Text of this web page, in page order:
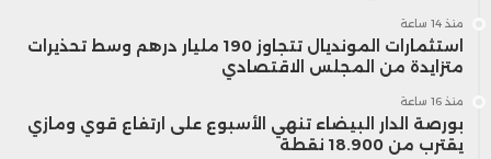
منذ 14 ساعة
استثمارات المونديال تتجاوز 190 مليار درهم وسط تحذيرات
متزايدة من المجلس الاقتصادي
منذ 16 ساعة
بورصة الدار البيضاء تنهي الأسبوع على ارتفاع قوي ومازي
يقترب من 18.900 نقطة